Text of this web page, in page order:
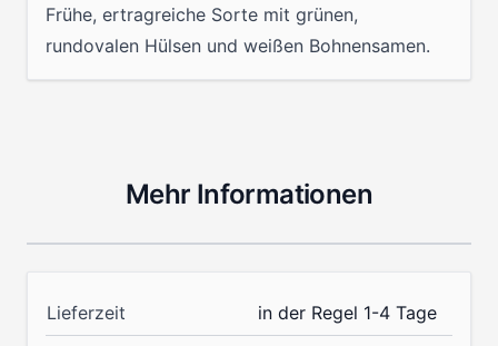
Frühe, ertragreiche Sorte mit grünen,
rundovalen Hülsen und weißen Bohnensamen.
Mehr Informationen
Lieferzeit in der Regel 1-4 Tage